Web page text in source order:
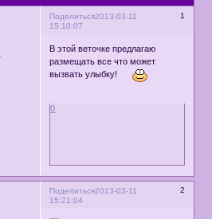
Поделиться 1
2013-03-11
15:10:07
В этой веточке предлагаю
размещать все что может
вызвать улыбку!
0
Поделиться 2
2013-03-11
15:21:04